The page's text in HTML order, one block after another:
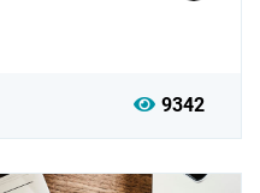
9342